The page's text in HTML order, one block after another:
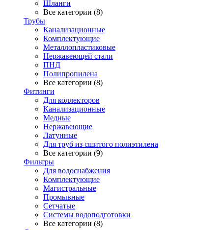
Шланги
Все категории (8)
Трубы
Канализационные
Комплектующие
Металлопластиковые
Нержавеющей стали
ПНД
Полипропилена
Все категории (8)
Фитинги
Для коллекторов
Канализационные
Медные
Нержавеющие
Латунные
Для труб из сшитого полиэтилена
Все категории (9)
Фильтры
Для водоснабжения
Комплектующие
Магистральные
Промывные
Сетчатые
Системы водоподготовки
Все категории (8)